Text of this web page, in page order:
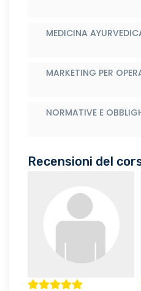
MEDICINA
MARKETING PER
NORMATIVE E
Recensioni del